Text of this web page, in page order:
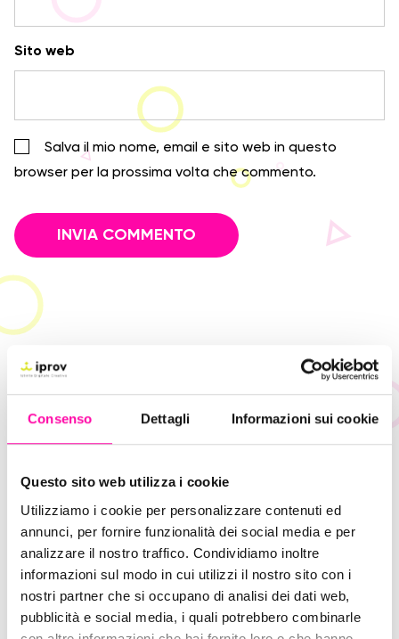
Consenso Dettagli Informazioni sui cookie
Questo sito web utilizza i cookie
Utilizziamo i cookie per personalizzare contenuti ed
annunci, per fornire funzionalità dei social media e per
analizzare il nostro traffico. Condividiamo inoltre
informazioni sul modo in cui utilizzi il nostro sito con i
nostri partner che si occupano di analisi dei dati web,
pubblicità e social media, i quali potrebbero combinarle
Sito web
Salva il mio nome, email e sito web in questo
browser per la prossima volta che commento.
Leggi altri post